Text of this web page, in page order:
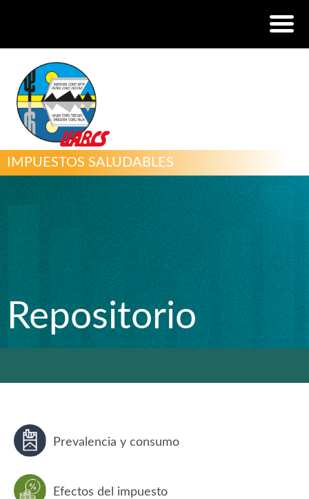
IMPUESTOS SALUDABLES
Repositorio
Prevalencia y consumo
Efectos del impuesto